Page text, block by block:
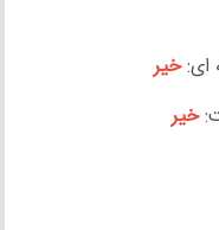
ای:خیر
خیر